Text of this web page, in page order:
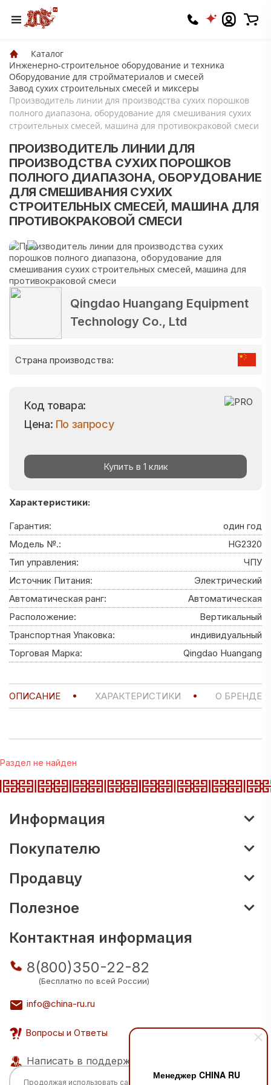
Менеджер CHINA RU
Каталог
Инженерно-строительное оборудование и техника
Оборудование для стройматериалов и смесей
Завод сухих строительных смесей и миксеры
Производитель линии для производства сухих порошков
полного диапазона, оборудование для смешивания сухих
строительных смесей, машина для противокраковой смеси
ПРОИЗВОДИТЕЛЬ ЛИНИИ ДЛЯ
ПРОИЗВОДСТВА СУХИХ ПОРОШКОВ
ПОЛНОГО ДИАПАЗОНА, ОБОРУДОВАНИЕ
ДЛЯ СМЕШИВАНИЯ СУХИХ
СТРОИТЕЛЬНЫХ СМЕСЕЙ, МАШИНА ДЛЯ
ПРОТИВОКРАКОВОЙ СМЕСИ
Qingdao Huangang Equipment
Technology Co., Ltd
Страна производства:
Код товара:
Цена: По запросу
Купить в 1 клик
Характеристики:
Гарантия:
один год
Модель №.:
HG2320
Тип управления:
ЧПУ
Источник Питания:
Электрический
Автоматическая ранг:
Автоматическая
Расположение:
Вертикальный
Транспортная Упаковка:
индивидуальный
Торговая Марка:
Qingdao Huangang
ОПИСАНИЕ ХАРАКТЕРИСТИКИ О БРЕНДЕ
Раздел не найден
Информация
Покупателю
Продавцу
Полезное
Контактная информация
8(800)350-22-82
(Бесплатно по всей России)
info@china-ru.ru
Вопросы и Ответы
Написать в поддержку
Продолжая использовать сайт, вы соглашаетесь с